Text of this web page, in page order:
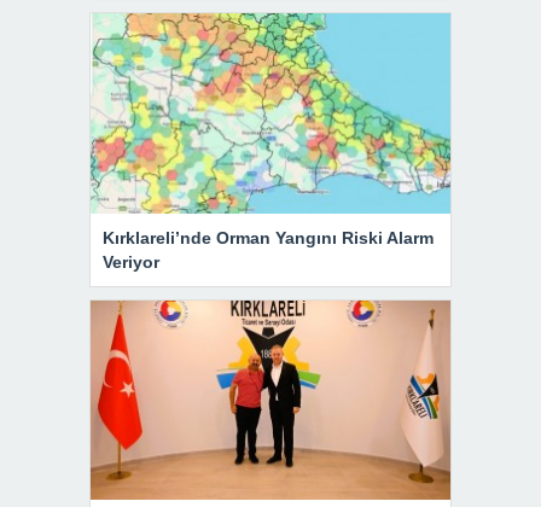
Kırklareli’nde Orman Yangını Riski Alarm
Veriyor